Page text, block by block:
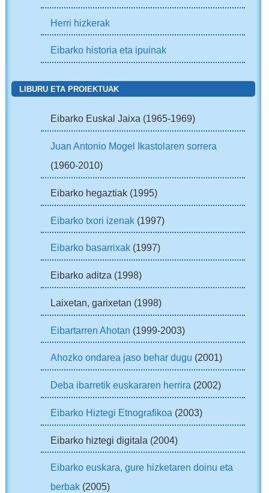
Herri hizkerak
Eibarko historia eta ipuinak
LIBURU ETA PROIEKTUAK
Eibarko Euskal Jaixa (1965-1969)
Juan Antonio Mogel Ikastolaren sorrera
(1960-2010)
Eibarko hegaztiak (1995)
Eibarko txori izenak(1997)
Eibarko basarrixak(1997)
Eibarko aditza (1998)
Laixetan, garixetan (1998)
Eibartarren Ahotan (1999-2003)
Ahozko ondarea jaso behar dugu (2001)
Deba ibarretik euskararen herrira (2002)
Eibarko Hiztegi Etnografikoa (2003)
Eibarko hiztegi digitala (2004)
Eibarko euskara, gure hizketaren doinu eta
berbak(2005)